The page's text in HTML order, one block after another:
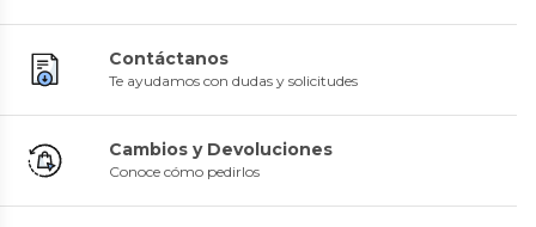
Contáctanos
Te ayudamos con dudas y solicitudes
Cambios y Devoluciones
Conoce cómo pedirlos